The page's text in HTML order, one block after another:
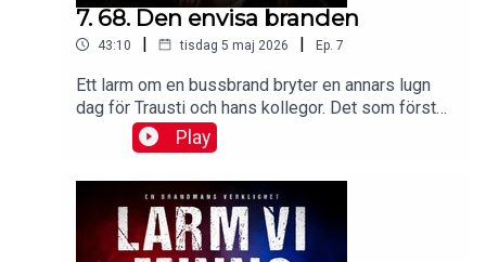
7. 68. Den envisa branden
43:10 | tisdag 5 maj 2026 | Ep. 7
Ett larm om en bussbrand bryter en annars lugn
dag för Trausti och hans kollegor. Det som först
ser ut som en vanlig släckningsinsats utvecklas
snabbt, när branden visar sig vara svårsläckt och
lyssnarfrågor till hej@larmviminns.se och följ
Larm vi minns på Facebook, TikTok, och
Instagram.Lyssna reklamfritt på
Play